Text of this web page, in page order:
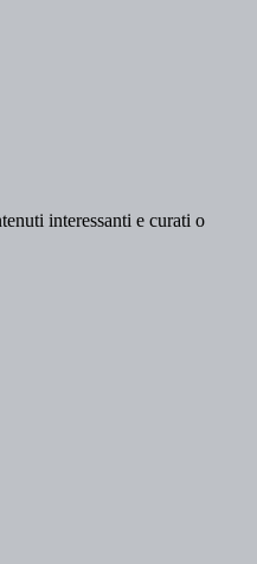
interessanti e curati o